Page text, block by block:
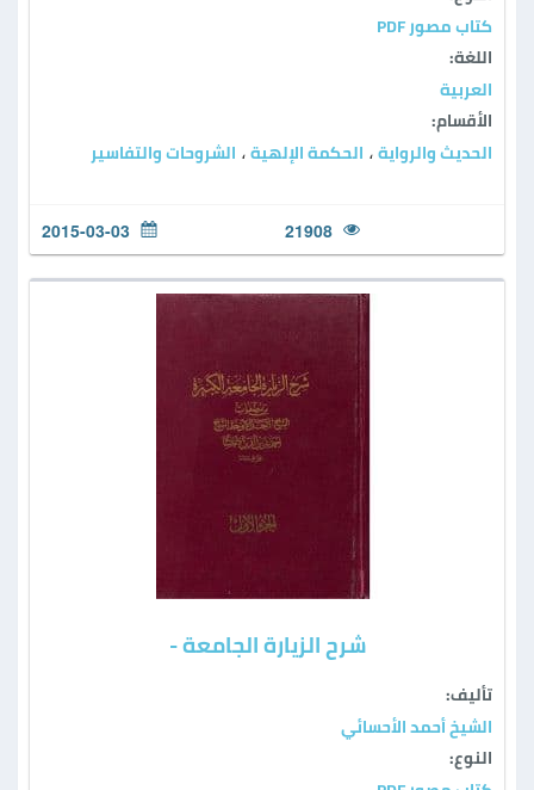
كتاب مصور PDF
اللغة:
العربية
الأقسام:
الحديث والرواية ، الحكمة الإلهية ، الشروحات والتفاسير
21908
2015-03-03
شرح الزيارة الجامعة -
تأليف:
الشيخ أحمد الأحسائي
النوع: